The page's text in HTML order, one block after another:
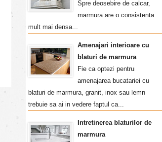
Spre deosebire de calcar,
marmura are o consistenta
mult mai densa...
Amenajari interioare cu
blaturi de marmura
Fie ca optezi pentru
amenajarea bucatariei cu
blaturi de marmura, granit, inox sau lemn
trebuie sa ai in vedere faptul ca...
Intretinerea blaturilor de
marmura